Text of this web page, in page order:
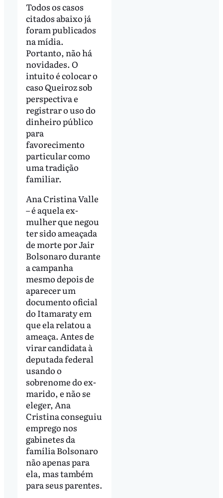
Todos os casos
citados abaixo já
foram publicados
na mídia.
Portanto, não há
novidades. O
intuito é colocar o
caso Queiroz sob
perspectiva e
registrar o uso do
dinheiro público
para
favorecimento
particular como
uma tradição
familiar.
Ana Cristina Valle
– é aquela ex-
mulher que negou
ter sido ameaçada
de morte por Jair
Bolsonaro durante
a campanha
mesmo depois de
aparecer um
documento oficial
do Itamaraty em
que ela relatou a
ameaça. Antes de
virar candidata à
deputada federal
usando o
sobrenome do ex-
marido, e não se
eleger, Ana
Cristina conseguiu
emprego nos
gabinetes da
família Bolsonaro
não apenas para
ela, mas também
para seus parentes.